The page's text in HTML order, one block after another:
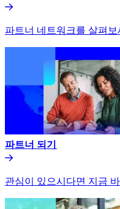
파트너 네트워크를 살펴보
파트너 되기​​
관심이 있으시다면 지금